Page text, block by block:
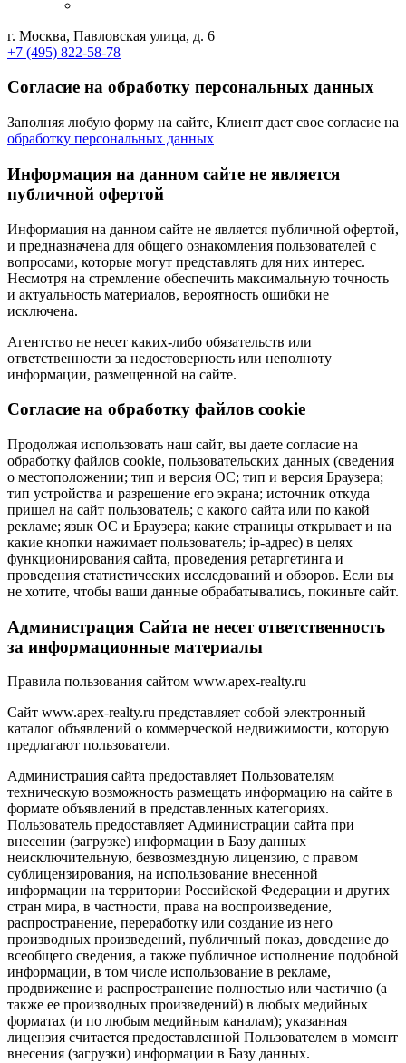
г. Москва, Павловская улица, д. 6
+7 (495) 822-58-78
Согласие на обработку персональных данных
Заполняя любую форму на сайте, Клиент дает свое согласие на
обработку персональных данных
Информация на данном сайте не является
публичной офертой
Информация на данном сайте не является публичной офертой,
и предназначена для общего ознакомления пользователей с
вопросами, которые могут представлять для них интерес.
Несмотря на стремление обеспечить максимальную точность
и актуальность материалов, вероятность ошибки не
исключена.
Агентство не несет каких-либо обязательств или
ответственности за недостоверность или неполноту
информации, размещенной на сайте.
Cогласие на обработку файлов cookie
Продолжая использовать наш сайт, вы даете согласие на
обработку файлов cookie, пользовательских данных (сведения
о местоположении; тип и версия ОС; тип и версия Браузера;
тип устройства и разрешение его экрана; источник откуда
пришел на сайт пользователь; с какого сайта или по какой
рекламе; язык ОС и Браузера; какие страницы открывает и на
какие кнопки нажимает пользователь; ip-адрес) в целях
функционирования сайта, проведения ретаргетинга и
проведения статистических исследований и обзоров. Если вы
не хотите, чтобы ваши данные обрабатывались, покиньте сайт.
Администрация Сайта не несет ответственность
за информационные материалы
Правила пользования сайтом www.apex-realty.ru
Сайт www.apex-realty.ru представляет собой электронный
каталог объявлений о коммерческой недвижимости, которую
предлагают пользователи.
Администрация сайта предоставляет Пользователям
техническую возможность размещать информацию на сайте в
формате объявлений в представленных категориях.
Пользователь предоставляет Администрации сайта при
внесении (загрузке) информации в Базу данных
неисключительную, безвозмездную лицензию, с правом
сублицензирования, на использование внесенной
информации на территории Российской Федерации и других
стран мира, в частности, права на воспроизведение,
распространение, переработку или создание из него
производных произведений, публичный показ, доведение до
всеобщего сведения, а также публичное исполнение подобной
информации, в том числе использование в рекламе,
продвижение и распространение полностью или частично (а
также ее производных произведений) в любых медийных
форматах (и по любым медийным каналам); указанная
лицензия считается предоставленной Пользователем в момент
внесения (загрузки) информации в Базу данных.